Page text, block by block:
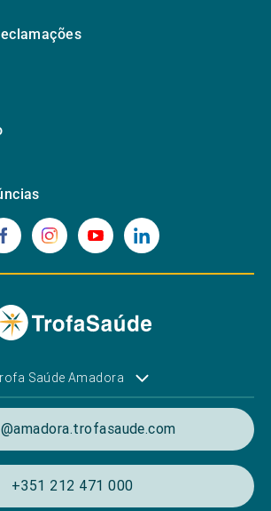
Saúde Amadora
+351 212 471 000